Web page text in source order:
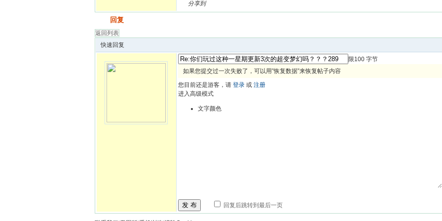
分享到
回复
返回列表
快速回复
限100 字节
如果您提交过一次失败了，可以用”恢复数据”来恢复帖子内容
您目前还是游客，请 登录 或 注册
进入高级模式
文字颜色
发 布 回复后跳转到最后一页